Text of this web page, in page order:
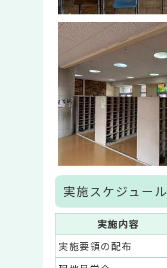
実施スケジュール
実施内容
実施要領の配布